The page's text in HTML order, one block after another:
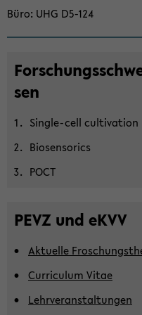
Büro UHG D5-​124
sen
Single-​cell cul­ti­va­ti­on
Bio­sen­so­rics
POCT
PEVZ und eKVV
Ak­tu­el­le
Cur­ri­cu­lum Vitae
Lehr­ver­an­stal­tun­gen